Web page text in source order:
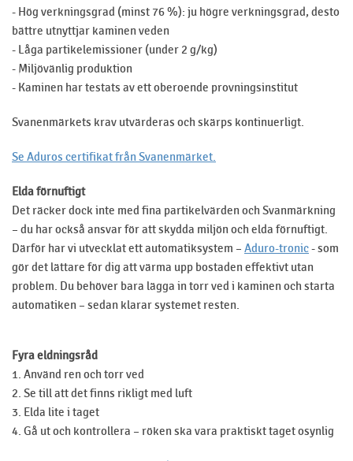
- Hög verkningsgrad (minst 76 %): ju högre verkningsgrad, desto
bättre utnyttjar kaminen veden
- Låga partikelemissioner (under 2 g/kg)
- Miljövänlig produktion
- Kaminen har testats av ett oberoende provningsinstitut
Svanenmärkets krav utvärderas och skärps kontinuerligt.
Se Aduros certifikat från Svanenmärket.
Elda förnuftigt
Det räcker dock inte med fina partikelvärden och Svanmärkning
– du har också ansvar för att skydda miljön och elda förnuftigt.
Därför har vi utvecklat ett automatiksystem – Aduro-tronic- som
gör det lättare för dig att värma upp bostaden effektivt utan
problem. Du behöver bara lägga in torr ved i kaminen och starta
automatiken – sedan klarar systemet resten.
Fyra eldningsråd
1. Använd ren och torr ved
2. Se till att det finns rikligt med luft
3. Elda lite i taget
4. Gå ut och kontrollera – röken ska vara praktiskt taget osynlig